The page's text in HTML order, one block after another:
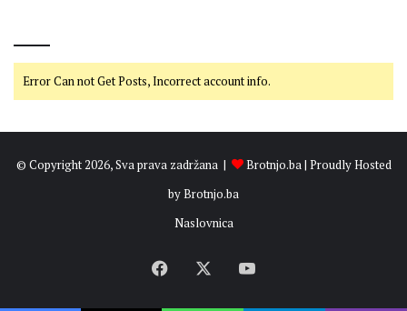
Error Can not Get Posts, Incorrect account info.
© Copyright 2026, Sva prava zadržana | Brotnjo.ba| Proudly Hosted
byBrotnjo.ba
Naslovnica
Facebook YouTube